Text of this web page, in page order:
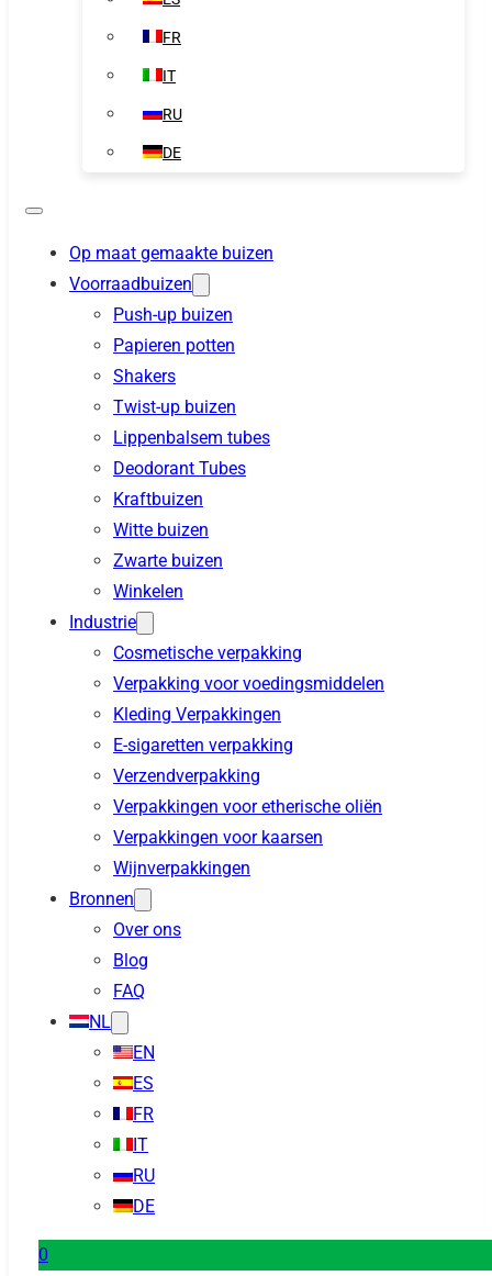
FR
IT
RU
DE
Op maat gemaakte buizen
Voorraadbuizen
Push-up buizen
Papieren potten
Shakers
Twist-up buizen
Lippenbalsem tubes
Deodorant Tubes
Kraftbuizen
Witte buizen
Zwarte buizen
Winkelen
Industrie
Cosmetische verpakking
Verpakking voor voedingsmiddelen
Kleding Verpakkingen
E-sigaretten verpakking
Verzendverpakking
Verpakkingen voor etherische oliën
Verpakkingen voor kaarsen
Wijnverpakkingen
Bronnen
Over ons
Blog
FAQ
NL
EN
ES
FR
IT
RU
DE
0